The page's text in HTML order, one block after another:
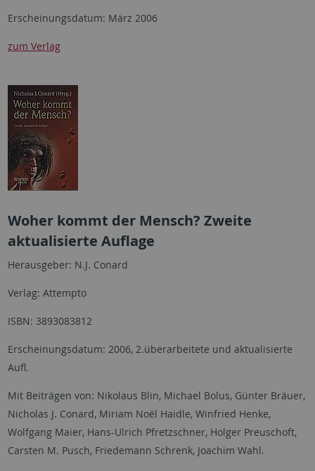
Erscheinungsdatum: März 2006
zum Verlag
Woher kommt der Mensch? Zweite
aktualisierte Auflage
Herausgeber: N.J. Conard
Verlag: Attempto
ISBN: 3893083812
Erscheinungsdatum: 2006, 2.überarbeitete und aktualisierte
Aufl.
Mit Beiträgen von: Nikolaus Blin, Michael Bolus, Günter Bräuer,
Nicholas J. Conard, Miriam Noël Haidle, Winfried Henke,
Wolfgang Maier, Hans-Ulrich Pfretzschner, Holger Preuschoft,
Carsten M. Pusch, Friedemann Schrenk, Joachim Wahl.